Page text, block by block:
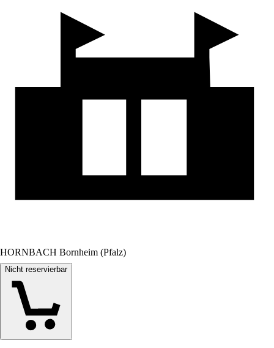
HORNBACH Bornheim (Pfalz)
Nicht reservierbar